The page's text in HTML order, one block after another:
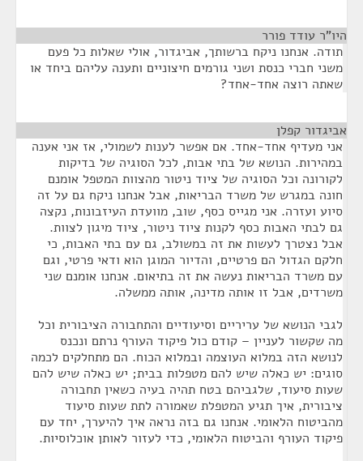
היו"ר עודד פורר
תודה. אנחנו ניקח ברשותך, אביגדור, אולי שאלות כל פעם
משני חברי כנסת ושני גורמים חיצוניים ותענה עליהם ביחד או
שאתה רוצה אחד-אחד?
אביגדור קפלן
אני מעדיף אחד-אחד. אם אפשר לענות לשמולי, אז אני אענה
במהירות. הנושא של בתי אבות, לכל הסוגיה של בדיקות
לקורונה וכל הסוגיה של ציוד ניטור מהצוות המטפל אומנם
חונה במגרש של משרד הבריאות, אבל אנחנו ניקח גם על זה
סיוע ועזרה. אני מגייס כסף, שוב, מוועדת העיזבונות, נקצה
גם לבתי האבות כסף לקנות ציוד ניטור, ציוד מיגון לצוות.
אבל נצטרך לעשות את זה במשולב, גם עם בתי האבות, כי
חלקם הגדול הם פרטיים, והדיור המוגן הוא ודאי פרטי, וגם
עם משרד הבריאות נעשה את זה בתיאום. אנחנו אומנם שני
משרדים, אבל זו אותה מדינה, אותה ממשלה.
לגבי הנושא של עריריים וסיעודיים והתחבורה הציבורית וכל
מה שקשור לעניין – קודם כול פיקוד העורף נרתם ונכנס
לנושא הזה במלוא העוצמה ובמלוא הכוח. הם מתחלקים לכמה
סוגים: יש כאלה שיש להם מטפלות בבית; יש כאלה שיש להם
שעות סיעוד, שלגביהם בטח תהיה בעיה כשאין תחבורה
ציבורית, איך תגיע המטפלת שאמורה לתת שעות סיעוד
מהביטוח הלאומי. אנחנו גם בזה נראה איך להיערך, יחד עם
פיקוד העורף והביטוח הלאומי, כדי לעזור לאותן אוכלוסיות.